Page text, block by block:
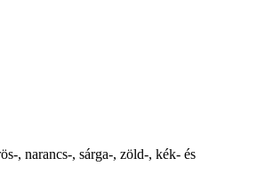
, narancs-, sárga-, zöld-, kék- és